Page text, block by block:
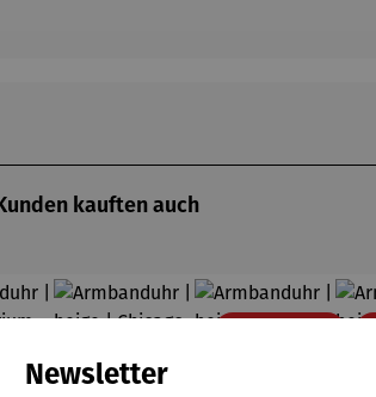
kauften auch
Newsletter